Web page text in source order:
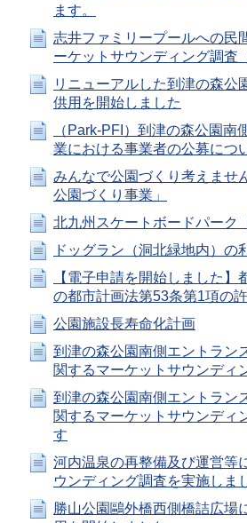
ます。
志井ファミリープールへの民
ーケットサウンディング調査
リニューアルした到津の森公
供用を開始しました
（Park-PFI）到津の森公園南
業における事業者の公募につ
みんなで公園づくり考えませ
公園づくり事業」
北九州スケートボードパーク
ドッグラン（洞北緑地内）の
【電子申請を開始しました
の都市計画法第53条第1項の
公園施設長寿命化計画
到津の森公園南側エントラン
関するマーケットサウンディ
到津の森公園南側エントラン
関するマーケットサウンディ
す
河内温泉の再整備及び運営等
ウンディング調査を実施しま
勝山公園鷗外橋西側橋詰広場